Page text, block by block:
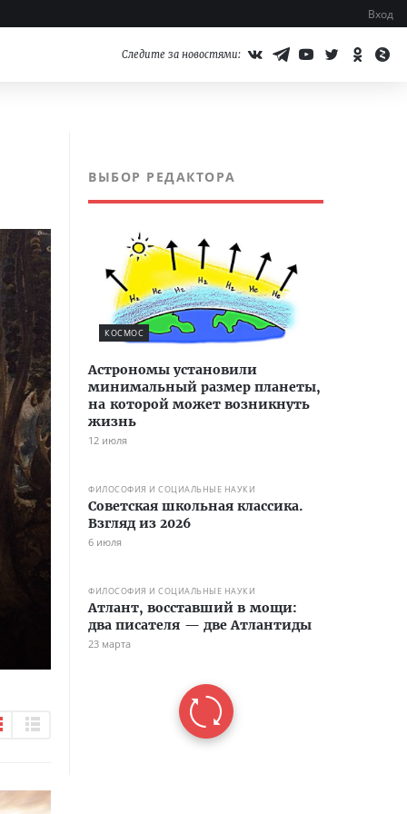
Вход
Следите за новостями:
ВЫБОР РЕДАКТОРА
КОСМОС
Астрономы установили
минимальный размер планеты,
на которой может возникнуть
жизнь
12 июля
ФИЛОСОФИЯ И СОЦИАЛЬНЫЕ НАУКИ
Советская школьная классика.
Взгляд из 2026
6 июля
ФИЛОСОФИЯ И СОЦИАЛЬНЫЕ НАУКИ
Атлант, восставший в мощи:
два писателя — две Атлантиды
23 марта